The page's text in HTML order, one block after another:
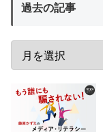
過去の記事